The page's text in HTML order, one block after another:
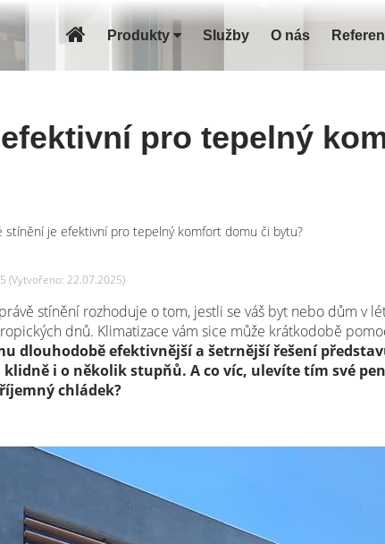
Produkty Služby O nás
pro tepelný
stínění je efektivní pro tepelný komfort domu či bytu?
(Vytvořeno: 22.07.2025)
stínění rozhoduje o tom, jestli se váš byt nebo dům v
dnů. Klimatizace vám sice může krátkodobě
dlouhodobě efektivnější a šetrnější řešení
i o několik stupňů. A co víc, ulevíte tím své
chládek?